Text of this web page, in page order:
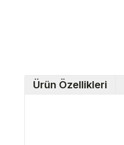
Ürün Özellikleri